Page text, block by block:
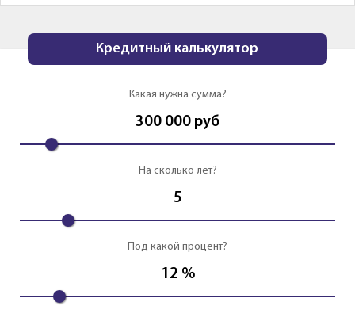
Кредитный калькулятор
Какая нужна сумма?
300 000 руб
На сколько лет?
5
Под какой процент?
12 %